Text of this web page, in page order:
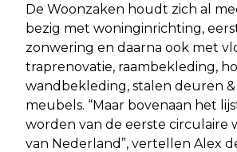
De Woonzaken houdt zich al
bezig met woninginrichting,
zonwering en daarna ook met
traprenovatie, raambekleding,
wandbekleding, stalen deuren
meubels. “Maar bovenaan het
worden van de eerste circulaire
van Nederland”, vertellen Alex